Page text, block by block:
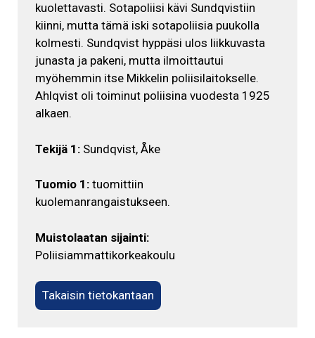
kuolettavasti. Sotapoliisi kävi Sundqvistiin
kiinni, mutta tämä iski sotapoliisia puukolla
kolmesti. Sundqvist hyppäsi ulos liikkuvasta
junasta ja pakeni, mutta ilmoittautui
myöhemmin itse Mikkelin poliisilaitokselle.
Ahlqvist oli toiminut poliisina vuodesta 1925
alkaen.
Tekijä 1: Sundqvist, Åke
Tuomio 1: tuomittiin
kuolemanrangaistukseen.
Muistolaatan sijainti:
Poliisiammattikorkeakoulu
Takaisin tietokantaan